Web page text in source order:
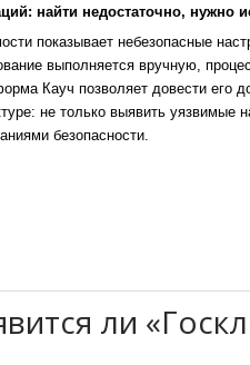
найти недостаточно, нужно
показывает небезопасные
выполняется вручную,
Кауч позволяет довести его
не только выявить уязвимые
безопасности.
ли